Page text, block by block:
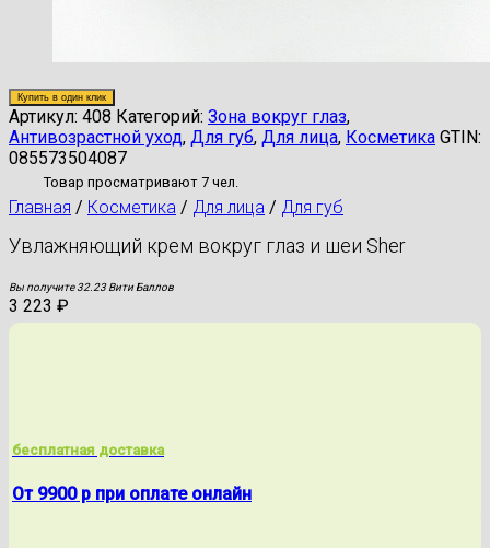
Купить в один клик
Артикул: 408 Категорий: Зона вокруг глаз,
Антивозрастной уход, Для губ, Для лица, Косметика GTIN:
085573504087
Товар просматривают 7 чел.
Главная / Косметика / Для лица / Для губ
Увлажняющий крем вокруг глаз и шеи Sher
Вы получите 32.23 Вити Баллов
3 223 ₽
бесплатная доставка
От 9900 р при оплате онлайн